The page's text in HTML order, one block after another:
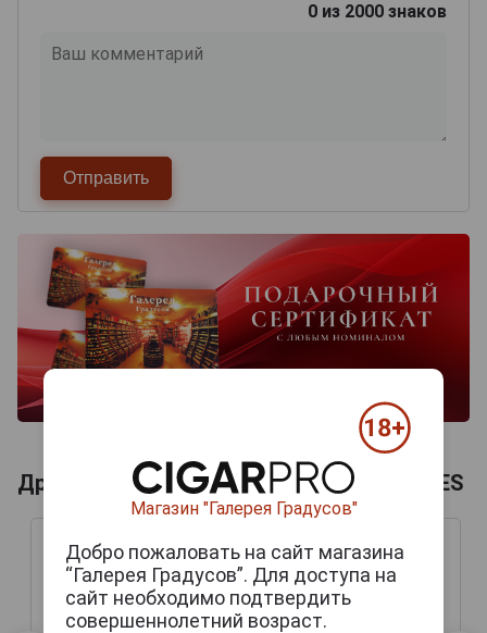
0 из 2000 знаков
Другие продукты бренда RAMON ALLONES
Магазин "Галерея Градусов"
Добро пожаловать на сайт магазина
“Галерея Градусов”. Для доступа на
сайт необходимо подтвердить
совершеннолетний возраст.